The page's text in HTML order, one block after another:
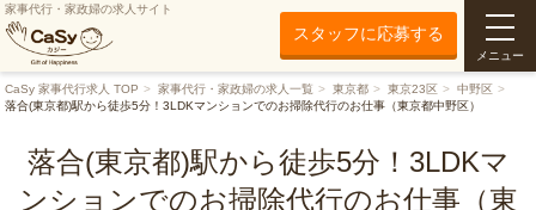
家事代行・家政婦の求人サイト
スタッフに応募する
メニュー
CaSy 家事代行求人 TOP 家事代行・家政婦の求人一覧 東京都 東京23区
中野区
落合(東京都)駅から徒歩5分！3LDKマンションでのお掃除代行のお仕事（東京都中野区）
落合(東京都)駅から徒歩5分！3LDKマ
ンションでのお掃除代行のお仕事（東